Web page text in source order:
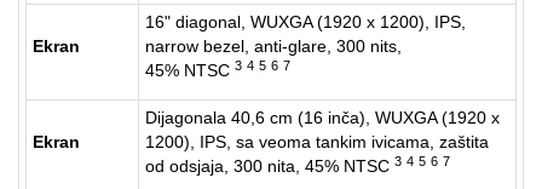
Ekran
16" diagonal, WUXGA (1920 x 1200), IPS,
narrow bezel, anti-glare, 300 nits,
45% NTSC 3 4 5 6 7
Ekran
Dijagonala 40,6 cm (16 inča), WUXGA (1920 x
1200), IPS, sa veoma tankim ivicama, zaštita
od odsjaja, 300 nita, 45% NTSC 3 4 5 6 7